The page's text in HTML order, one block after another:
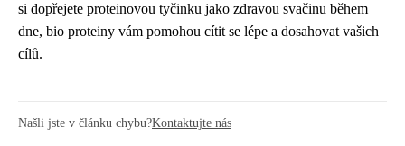
si dopřejete proteinovou tyčinku jako zdravou svačinu během
dne, bio proteiny vám pomohou cítit se lépe a dosahovat vašich
cílů.
Našli jste v článku chybu?Kontaktujte nás